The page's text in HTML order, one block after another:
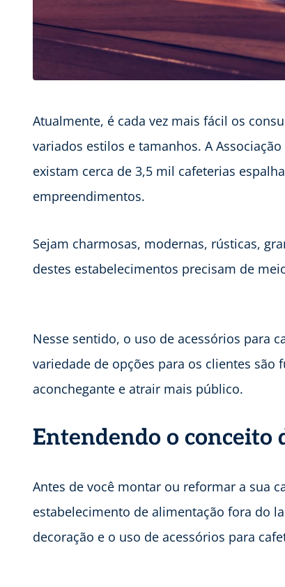
Atualmente, é cada vez mais fácil os
variados estilos e tamanhos. A
existam cerca de 3,5 mil cafeterias
empreendimentos.
Sejam charmosas, modernas, rústicas,
destes estabelecimentos precisam de
Nesse sentido, o uso de acessórios para
variedade de opções para os clientes
aconchegante e atrair mais público.
Entendendo o conceito
Antes de você montar ou reformar a sua
estabelecimento de alimentação fora do
decoração e o uso de acessórios para